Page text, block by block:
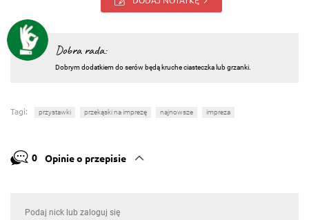
Dobra rada:
Dobrym dodatkiem do serów będą kruche ciasteczka lub grzanki.
Tagi: przystawki przekąski na imprezę najnowsze impreza
0 Opinie o przepisie